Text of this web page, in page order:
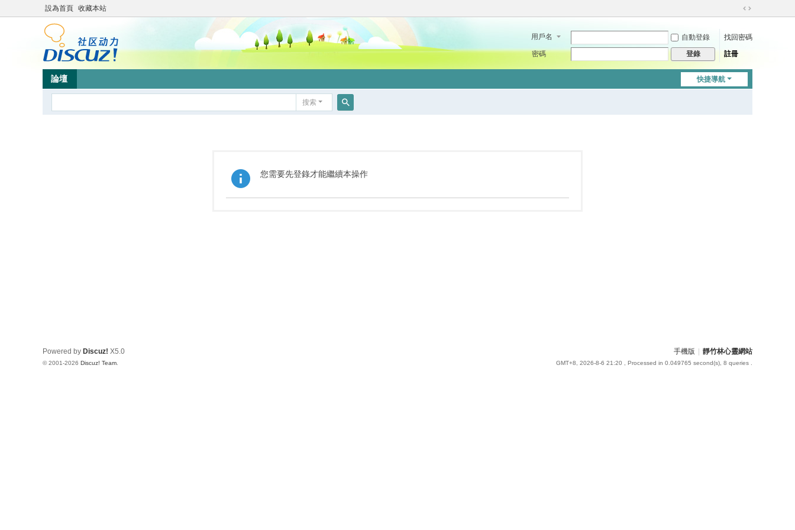
設為首頁 收藏本站
切
到
用戶名 自動登錄
找回密碼
密碼
登錄 註冊
快捷導航
論壇
搜索
您需要先登錄才能繼續本操作
手機版 靜竹林心靈網站
GMT+8, 2026-8-6 21:20 , Processed in 0.049765 second(s), 8 queries .
Powered by Discuz! X5.0
© 2001-2026 Discuz! Team